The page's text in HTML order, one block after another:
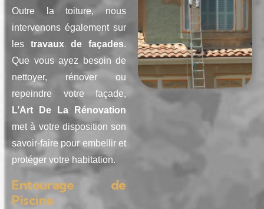
Outre la toiture, nous
intervenons également sur
les travaux de façades.
Que vous ayez besoin de
nettoyer, rénover ou
repeindre votre façade,
L’Art De La Rénovation
met à votre disposition son
savoir-faire pour embellir et
protéger votre habitation.
Entourage de
Piscine